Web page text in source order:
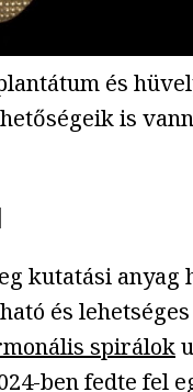
és
is
kutatási anyag
és
spirálok
ben fedte